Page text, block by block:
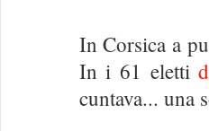
In Corsica a
In i 61 eletti
cuntava... una